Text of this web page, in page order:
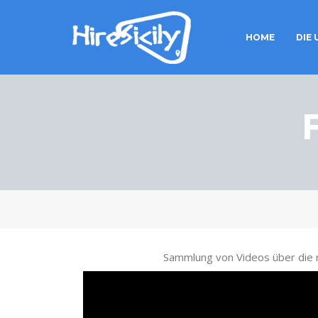
HOME DIE
Sammlung von Videos über